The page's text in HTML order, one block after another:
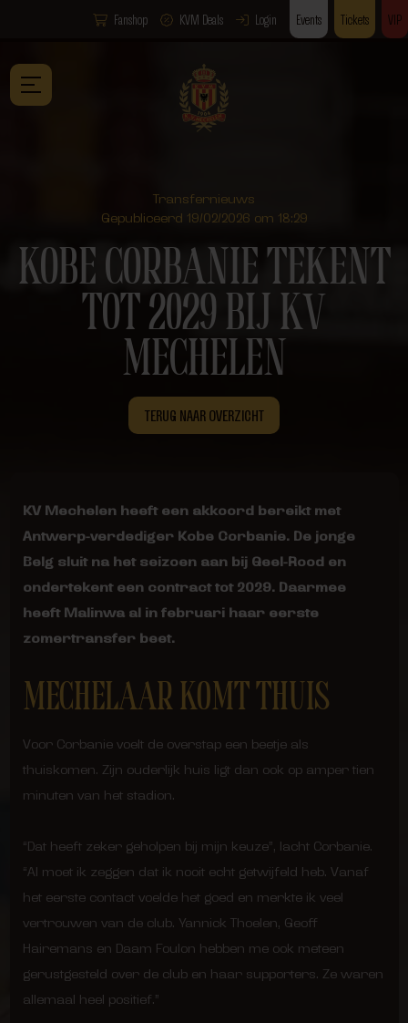
Fanshop KVM Deals Login Events Tickets VIP
Transfernieuws
Gepubliceerd 19/02/2026 om 18:29
KOBE CORBANIE TEKENT
TOT 2029 BIJ KV
MECHELEN
TERUG NAAR OVERZICHT
KV Mechelen heeft een akkoord bereikt met
Antwerp-verdediger Kobe Corbanie. De jonge
Belg sluit na het seizoen aan bij Geel-Rood en
ondertekent een contract tot 2029. Daarmee
heeft Malinwa al in februari haar eerste
zomertransfer beet.
MECHELAAR KOMT THUIS
Voor Corbanie voelt de overstap een beetje als
thuiskomen. Zijn ouderlijk huis ligt dan ook op amper tien
minuten van het stadion.
“Dat heeft zeker geholpen bij mijn keuze”, lacht Corbanie.
“Al moet ik zeggen dat ik nooit echt getwijfeld heb. Vanaf
het eerste contact voelde het goed en merkte ik veel
vertrouwen van de club. Yannick Thoelen, Geoff
Hairemans en Daam Foulon hebben me ook meteen
gerustgesteld over de club en haar supporters. Ze waren
allemaal heel positief.”